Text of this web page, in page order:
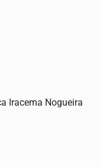
Iracema Nogueira